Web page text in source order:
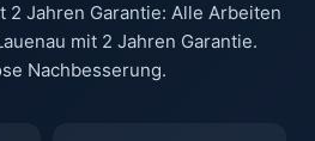
2 Jahren Garantie: Alle Arbeiten
mit 2 Jahren Garantie.
Nachbesserung.